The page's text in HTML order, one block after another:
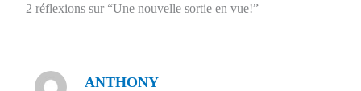
2 réflexions sur “Une nouvelle sortie en vue!”
ANTHONY